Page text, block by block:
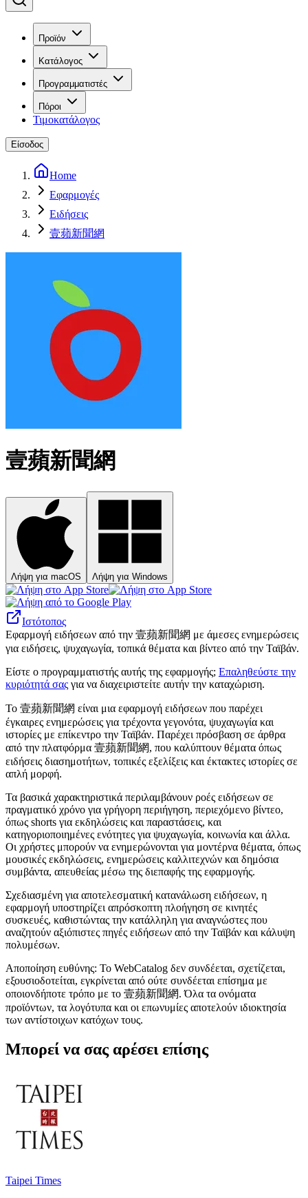
Προϊόν
Κατάλογος
Προγραμματιστές
Πόροι
Τιμοκατάλογος
Είσοδος
Home
Εφαρμογές
Ειδήσεις
壹蘋新聞網
壹蘋新聞網
Λήψη για macOS Λήψη για Windows
Ιστότοπος
Εφαρμογή ειδήσεων από την 壹蘋新聞網 με άμεσες ενημερώσεις
για ειδήσεις, ψυχαγωγία, τοπικά θέματα και βίντεο από την Ταϊβάν.
Είστε ο προγραμματιστής αυτής της εφαρμογής; Επαληθεύστε την
κυριότητά σας για να διαχειριστείτε αυτήν την καταχώριση.
Το 壹蘋新聞網 είναι μια εφαρμογή ειδήσεων που παρέχει
έγκαιρες ενημερώσεις για τρέχοντα γεγονότα, ψυχαγωγία και
ιστορίες με επίκεντρο την Ταϊβάν. Παρέχει πρόσβαση σε άρθρα
από την πλατφόρμα 壹蘋新聞網, που καλύπτουν θέματα όπως
ειδήσεις διασημοτήτων, τοπικές εξελίξεις και έκτακτες ιστορίες σε
απλή μορφή.
Τα βασικά χαρακτηριστικά περιλαμβάνουν ροές ειδήσεων σε
πραγματικό χρόνο για γρήγορη περιήγηση, περιεχόμενο βίντεο,
όπως shorts για εκδηλώσεις και παραστάσεις, και
κατηγοριοποιημένες ενότητες για ψυχαγωγία, κοινωνία και άλλα.
Οι χρήστες μπορούν να ενημερώνονται για μοντέρνα θέματα, όπως
μουσικές εκδηλώσεις, ενημερώσεις καλλιτεχνών και δημόσια
συμβάντα, απευθείας μέσω της διεπαφής της εφαρμογής.
Σχεδιασμένη για αποτελεσματική κατανάλωση ειδήσεων, η
εφαρμογή υποστηρίζει απρόσκοπτη πλοήγηση σε κινητές
συσκευές, καθιστώντας την κατάλληλη για αναγνώστες που
αναζητούν αξιόπιστες πηγές ειδήσεων από την Ταϊβάν και κάλυψη
πολυμέσων.
Αποποίηση ευθύνης: Το WebCatalog δεν συνδέεται, σχετίζεται,
εξουσιοδοτείται, εγκρίνεται από ούτε συνδέεται επίσημα με
οποιονδήποτε τρόπο με το 壹蘋新聞網. Όλα τα ονόματα
προϊόντων, τα λογότυπα και οι επωνυμίες αποτελούν ιδιοκτησία
των αντίστοιχων κατόχων τους.
Μπορεί να σας αρέσει επίσης
Taipei Times